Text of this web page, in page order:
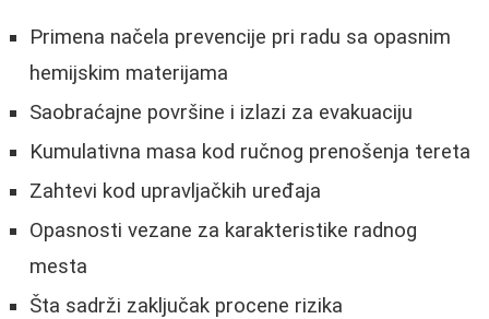
Primena načela prevencije pri radu sa opasnim
hemijskim materijama
Saobraćajne površine i izlazi za evakuaciju
Kumulativna masa kod ručnog prenošenja tereta
Zahtevi kod upravljačkih uređaja
Opasnosti vezane za karakteristike radnog
mesta
Šta sadrži zaključak procene rizika